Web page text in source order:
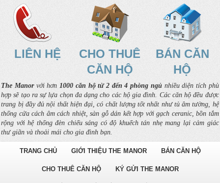
LIÊN HỆ
CHO THUÊ
CĂN HỘ
BÁN CĂN
HỘ
The Manorvới hơn1000 căn hộ từ 2 đến 4 phòng ngủnhiều diện tích phù
hợp sẽ tạo ra sự lựa chọn đa dạng cho các hộ gia đình. Các căn hộ đều được
trang bị đầy đủ nội thất hiện đại, có chất lượng tốt nhất như tủ âm tường, hệ
thống cửa cách âm cách nhiệt, sàn gỗ dán kết hợp với gạch ceranic, bồn tắm
rộng với hệ thống đèn chiếu sáng có độ khuếch tán nhẹ mang lại cảm giác
thư giãn và thoải mái cho gia đình bạn.
TRANG CHỦ GIỚI THIỆU THE MANOR BÁN CĂN HỘ
CHO THUÊ CĂN HỘ KÝ GỬI THE MANOR